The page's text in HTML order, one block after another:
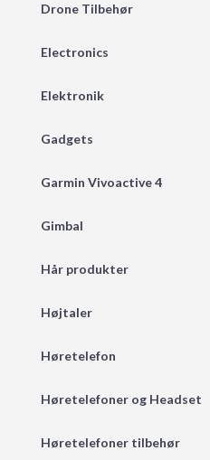
Drone Tilbehør
Electronics
Elektronik
Gadgets
Garmin Vivoactive 4
Gimbal
Hår produkter
Højtaler
Høretelefon
Høretelefoner og Headset
Høretelefoner tilbehør